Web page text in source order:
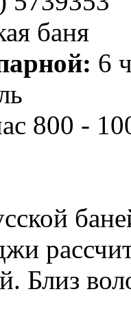
баня
6
800 -
Близ